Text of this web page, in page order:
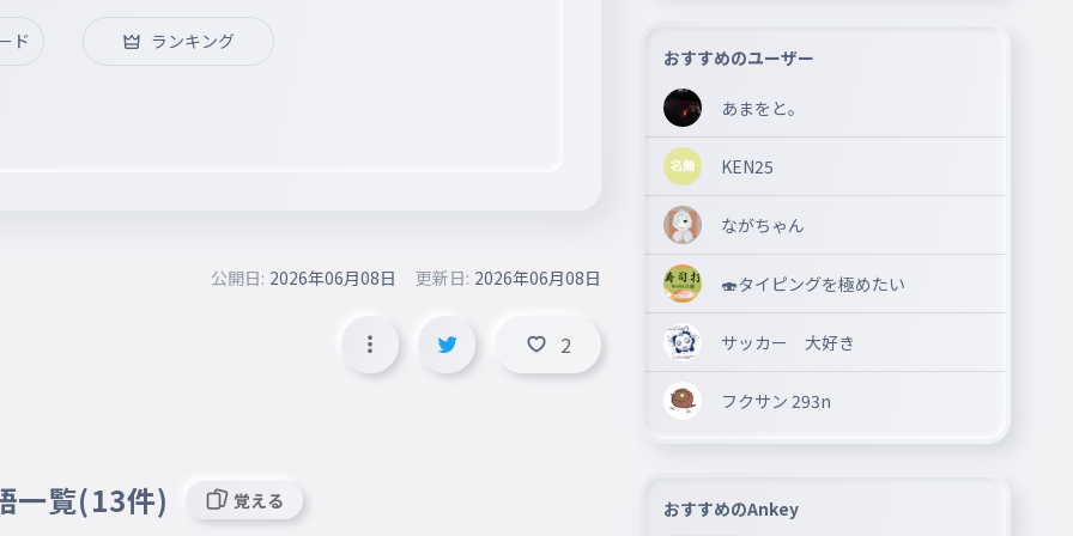
ド ランキング
公開日: 2026年06月08日 更新日: 2026年06月08日
2
一覧(13件) 覚える
おすすめのユーザー
あまをと。
KEN25
ながちゃん
🍣タイピングを極めたい
サッカー 大好き
フクサン 293n
おすすめのAnkey